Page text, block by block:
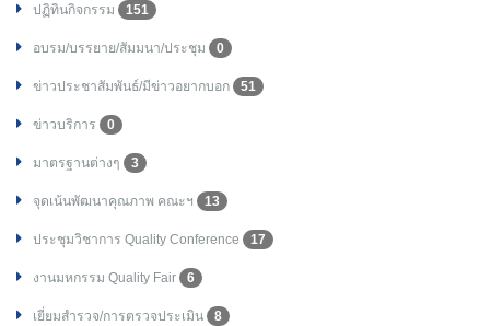
ปฏิทินกิจกรรม 151
อบรม/บรรยาย/สัมมนา/ประชุม 0
ข่าวประชาสัมพันธ์/มีข่าวอยากบอก 51
ข่าวบริการ 0
มาตรฐานต่างๆ 3
จุดเน้นพัฒนาคุณภาพ คณะฯ 13
ประชุมวิชาการ Quality Conference 17
งานมหกรรม Quality Fair 6
เยี่ยมสำรวจ/การตรวจประเมิน 8